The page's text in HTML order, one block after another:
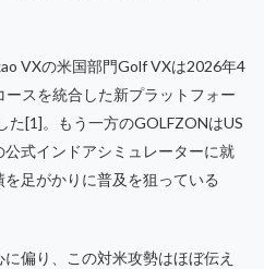
VXの米国部門Golf VXは2026年4
スを統合した新プラットフォー
た[1]。もう一方のGOLFZONはUS
式インドアシミュレーターに就
足がかりに普及を狙っている
偏り、この対米攻勢はほぼ伝え